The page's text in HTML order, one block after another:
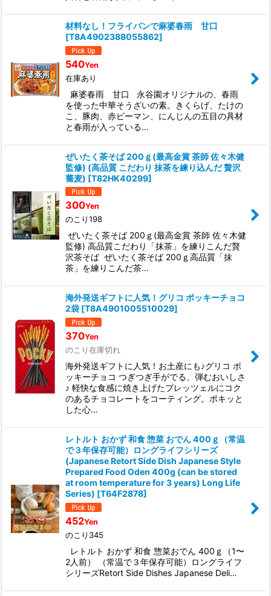
材料なし！フライパンで麻婆春雨 甘口
[T8A4902388055862]
540Yen
在庫あり
麻婆春雨 甘口 永谷園オリジナルの、春雨
を使った中華そうざいの素。きくらげ、たけの
こ、豚肉、赤ピーマン、にんじんの五目の具材
と春雨が入っている…
ぜいたく茶そば 200ｇ(最高金賞 茶師 佐々木健
監修) (高品質 こだわり 抹茶を練り込んだ 贅沢
蕎麦) [T82HK40299]
300Yen
のこり198
ぜいたく茶そば 200ｇ(最高金賞 茶師 佐々木健
監修) 高品質こだわり「抹茶」を練りこんだ贅
沢茶そば ぜいたく茶そば 200ｇ高品質「抹
茶」を練りこんだ茶…
海外発送ギフトに人気！グリコ ポッキーチョコ
2袋 [T8A4901005510029]
370Yen
のこり在庫切れ
海外発送ギフトに人気！お土産にも♪グリコ ポ
ッキーチョコ つぎつぎ手がでる、弾むおいしさ
♪ 軽快な食感に焼き上げたプレッツェルにコク
のあるチョコレートをコーティング。ポキッと
した心…
レトルト おかず 和食 惣菜 おでん 400ｇ（常温
で３年保存可能）ロングライフシリーズ
(Japanese Retort Side Dish Japanese Style
Prepared Food Oden 400g (can be stored
at room temperature for 3 years) Long Life
Series) [T64F2878]
452Yen
のこり345
レトルト おかず 和食 惣菜おでん 400ｇ（1〜
2人前） （常温で３年保存可能）ロングライフ
シリーズRetort Side Dishes Japanese Deli…